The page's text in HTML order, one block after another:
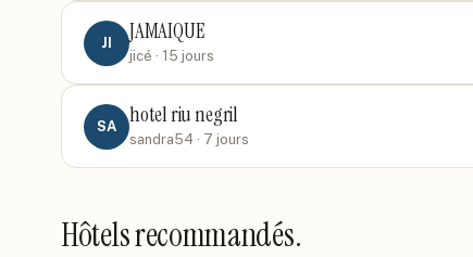
JI JAMAIQUE
jicé · 15 jours
SA hotel riu negril
sandra54 · 7 jours
Hôtels recommandés.